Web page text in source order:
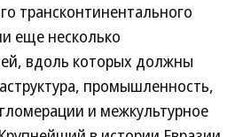
трансконтинентального
еще несколько
вдоль которых должны
промышленность,
и межкультурное